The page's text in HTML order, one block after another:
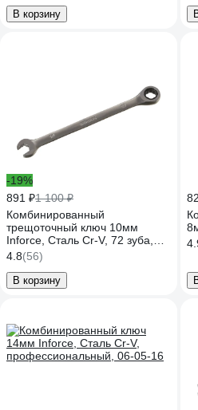
В корзину
-19%
891 ₽1 100 ₽
Комбинированный
трещоточный ключ 10мм
Inforce, Сталь Cr-V, 72 зуба,
профессиональный, 06-05-81
4.8(56)
В корзину